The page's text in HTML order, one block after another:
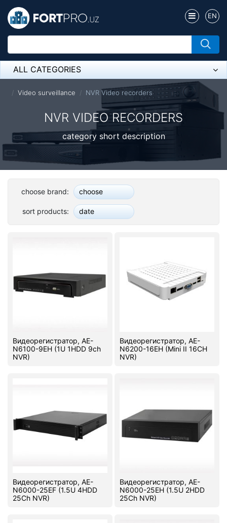
EN
ALL CATEGORIES
Микрофон
Напольные розетки
Оборудование Mikrotik
Пылесос
ADSL, Wan / Lan Routers, Wi-Fi
IP Telephony
UPS Uninterruptible Power Supply
Cooling systems
Video surveillance
Video surveillance NVR Video recorders
NVR VIDEO RECORDERS
category short description
choose brand: choose
sort products: date
Видеорегистратор, AE-
N6100-9EH (1U 1HDD 9ch
NVR)
Видеорегистратор, AE-
N6200-16EH (Mini II 16CH
NVR)
Видеорегистратор, AE-
N6000-25EF (1.5U 4HDD
25Ch NVR)
Видеорегистратор, AE-
N6000-25EH (1.5U 2HDD
25Ch NVR)